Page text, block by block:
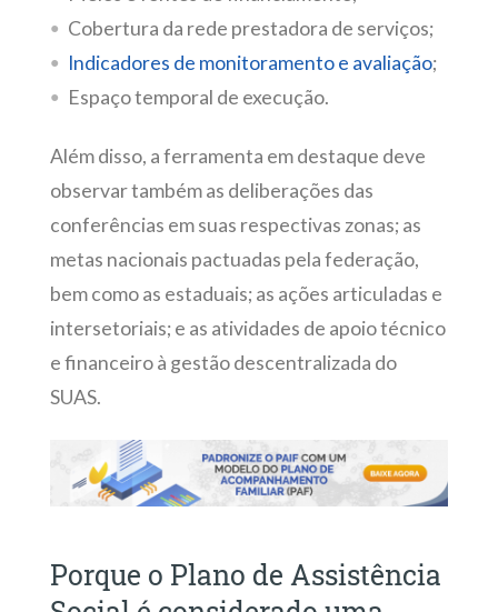
Cobertura da rede prestadora de serviços;
Indicadores de monitoramento e avaliação;
Espaço temporal de execução.
Além disso, a ferramenta em destaque deve
observar também as deliberações das
conferências em suas respectivas zonas; as
metas nacionais pactuadas pela federação,
bem como as estaduais; as ações articuladas e
intersetoriais; e as atividades de apoio técnico
e financeiro à gestão descentralizada do
SUAS.
Porque o Plano de Assistência